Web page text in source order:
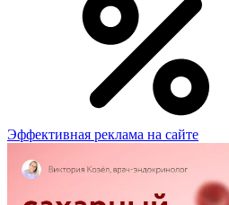
Эффективная реклама на сайте